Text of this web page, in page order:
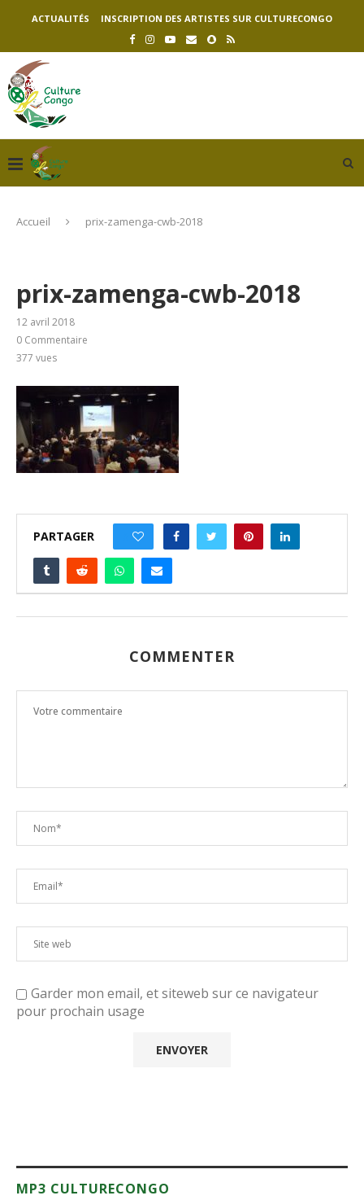
ACTUALITÉS INSCRIPTION DES ARTISTES SUR CULTURECONGO
Accueil prix-zamenga-cwb-2018
prix-zamenga-cwb-2018
12 avril 2018
0 Commentaire
377 vues
PARTAGER
COMMENTER
Garder mon email, et siteweb sur ce navigateur
pour prochain usage
MP3 CULTURECONGO